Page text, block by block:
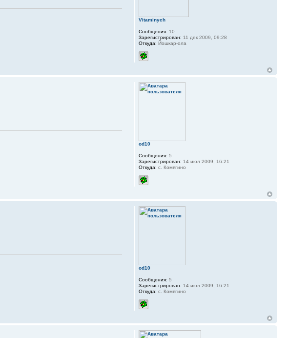
Vitaminych
Сообщения: 10
Зарегистрирован: 11 дек 2009, 09:28
Откуда: Йошкар-ола
od10
Сообщения: 5
Зарегистрирован: 14 июл 2009, 16:21
Откуда: с. Комягино
od10
Сообщения: 5
Зарегистрирован: 14 июл 2009, 16:21
Откуда: с. Комягино